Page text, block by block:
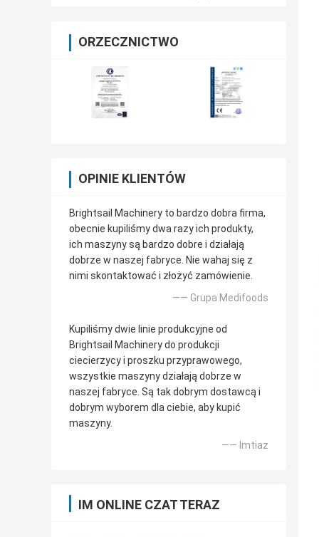
ORZECZNICTWO
OPINIE KLIENTÓW
Brightsail Machinery to bardzo dobra firma,
obecnie kupiliśmy dwa razy ich produkty,
ich maszyny są bardzo dobre i działają
dobrze w naszej fabryce. Nie wahaj się z
nimi skontaktować i złożyć zamówienie.
—— Grupa Medifoods
Kupiliśmy dwie linie produkcyjne od
Brightsail Machinery do produkcji
ciecierzycy i proszku przyprawowego,
wszystkie maszyny działają dobrze w
naszej fabryce. Są tak dobrym dostawcą i
dobrym wyborem dla ciebie, aby kupić
maszyny.
—— Imtiaz
IM ONLINE CZAT TERAZ